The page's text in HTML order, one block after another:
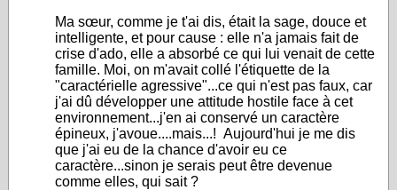
Ma sœur, comme je t'ai dis, était la sage, douce et
intelligente, et pour cause : elle n'a jamais fait de
crise d'ado, elle a absorbé ce qui lui venait de cette
famille. Moi, on m'avait collé l'étiquette de la
"caractérielle agressive"...ce qui n'est pas faux, car
j'ai dû développer une attitude hostile face à cet
environnement...j'en ai conservé un caractère
épineux, j'avoue....mais...! Aujourd'hui je me dis
que j'ai eu de la chance d'avoir eu ce
caractère...sinon je serais peut être devenue
comme elles, qui sait ?